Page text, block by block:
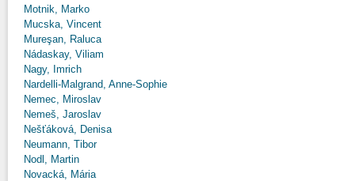
Motnik, Marko
Mucska, Vincent
Mureşan, Raluca
Nádaskay, Viliam
Nagy, Imrich
Nardelli-Malgrand, Anne-Sophie
Nemec, Miroslav
Nemeš, Jaroslav
Nešťáková, Denisa
Neumann, Tibor
Nodl, Martin
Novacká, Mária